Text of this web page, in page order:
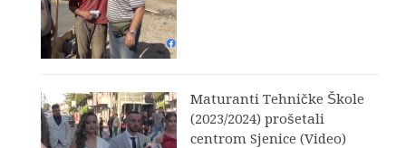
Maturanti Tehničke Škole
(2023/2024) prošetali
centrom Sjenice (Video)